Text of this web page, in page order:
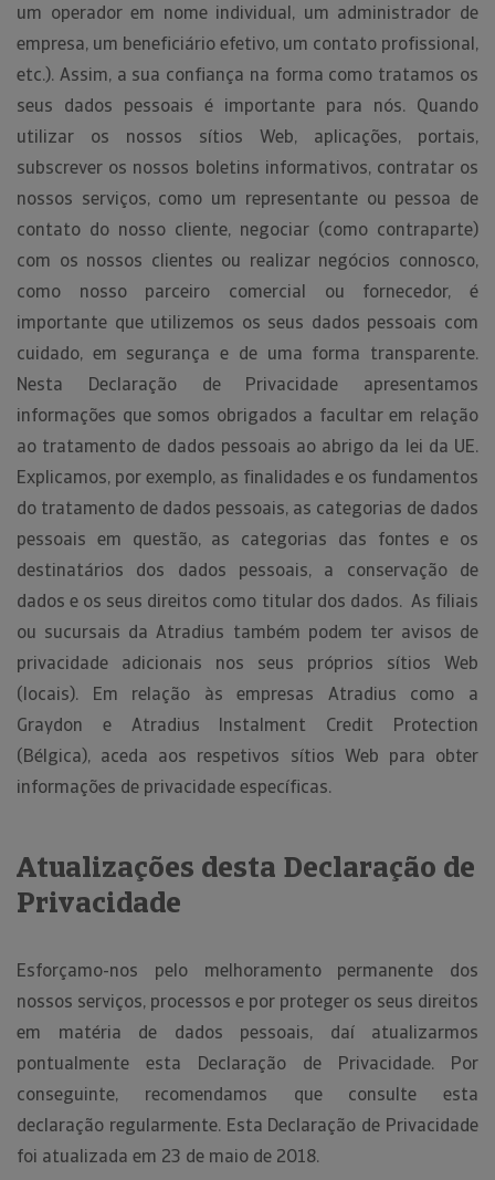
um operador em nome individual, um administrador de
empresa, um beneficiário efetivo, um contato profissional,
etc.). Assim, a sua confiança na forma como tratamos os
seus dados pessoais é importante para nós. Quando
utilizar os nossos sítios Web, aplicações, portais,
subscrever os nossos boletins informativos, contratar os
nossos serviços, como um representante ou pessoa de
contato do nosso cliente, negociar (como contraparte)
com os nossos clientes ou realizar negócios connosco,
como nosso parceiro comercial ou fornecedor, é
importante que utilizemos os seus dados pessoais com
cuidado, em segurança e de uma forma transparente.
Nesta Declaração de Privacidade apresentamos
informações que somos obrigados a facultar em relação
ao tratamento de dados pessoais ao abrigo da lei da UE.
Explicamos, por exemplo, as finalidades e os fundamentos
do tratamento de dados pessoais, as categorias de dados
pessoais em questão, as categorias das fontes e os
destinatários dos dados pessoais, a conservação de
dados e os seus direitos como titular dos dados. As filiais
ou sucursais da Atradius também podem ter avisos de
privacidade adicionais nos seus próprios sítios Web
(locais). Em relação às empresas Atradius como a
Graydon e Atradius Instalment Credit Protection
(Bélgica), aceda aos respetivos sítios Web para obter
informações de privacidade específicas.
Atualizações desta Declaração de
Privacidade
Esforçamo-nos pelo melhoramento permanente dos
nossos serviços, processos e por proteger os seus direitos
em matéria de dados pessoais, daí atualizarmos
pontualmente esta Declaração de Privacidade. Por
conseguinte, recomendamos que consulte esta
declaração regularmente. Esta Declaração de Privacidade
foi atualizada em 23 de maio de 2018.